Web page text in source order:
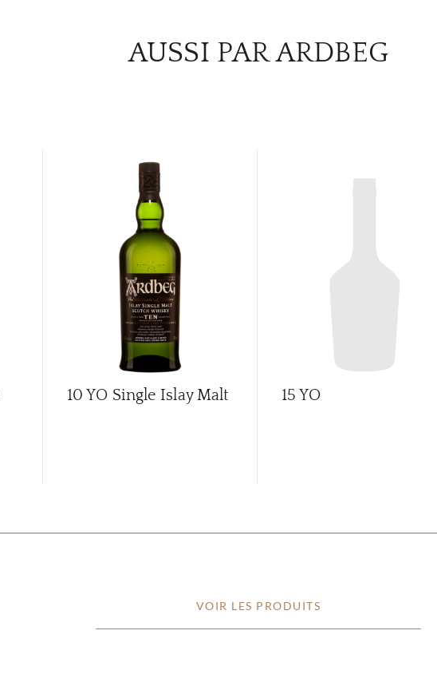
AUSSI PAR ARDBEG
10 YO Single Islay Malt 15 YO
VOIR LES PRODUITS